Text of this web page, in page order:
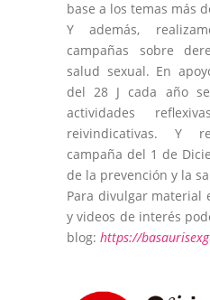
base a los temas más
Y además,
campañas sobre
salud sexual. En
del 28 J cada año
actividades
reivindicativas. Y
campaña del 1 de
de la prevención y la
Para divulgar material
y videos de interés
blog: https://